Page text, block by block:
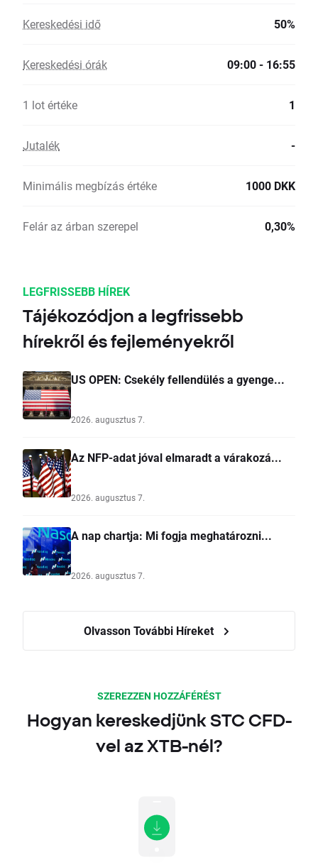
Kereskedési idő 50%
Kereskedési órák 09:00 - 16:55
1 lot értéke 1
Jutalék -
Minimális megbízás értéke 1000 DKK
Felár az árban szerepel 0,30%
LEGFRISSEBB HÍREK
Tájékozódjon a legfrissebb
hírekről és fejleményekről
US OPEN: Csekély fellendülés a gyenge...
2026. augusztus 7.
Az NFP-adat jóval elmaradt a várakozá...
2026. augusztus 7.
A nap chartja: Mi fogja meghatározni...
2026. augusztus 7.
Olvasson További Híreket
SZEREZZEN HOZZÁFÉRÉST
Hogyan kereskedjünk STC CFD-
vel az XTB-nél?